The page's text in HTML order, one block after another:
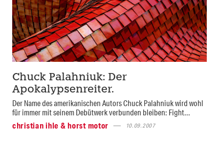
Chuck Palahniuk: Der
Apokalypsenreiter.
Der Name des amerikanischen Autors Chuck Palahniuk wird wohl
für immer mit seinem Debütwerk verbunden bleiben: Fight...
christian ihle & horst motor
10.09.2007